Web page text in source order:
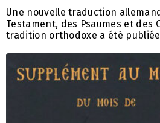
Une nouvelle traduction
Testament, des Psaumes et des
tradition orthodoxe a été